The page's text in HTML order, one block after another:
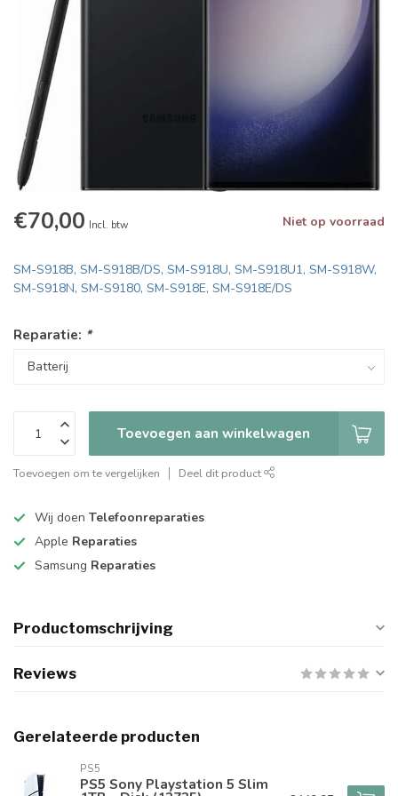
€70,00 Incl. btw Niet op voorraad
SM-S918B, SM-S918B/DS, SM-S918U, SM-S918U1, SM-S918W,
SM-S918N, SM-S9180, SM-S918E, SM-S918E/DS
Reparatie: *
Toevoegen aan winkelwagen
Toevoegen om te vergelijken Deel dit product
Wij doen Telefoonreparaties
Apple Reparaties
Samsung Reparaties
Productomschrijving
Reviews
Gerelateerde producten
PS5
PS5 Sony Playstation 5 Slim